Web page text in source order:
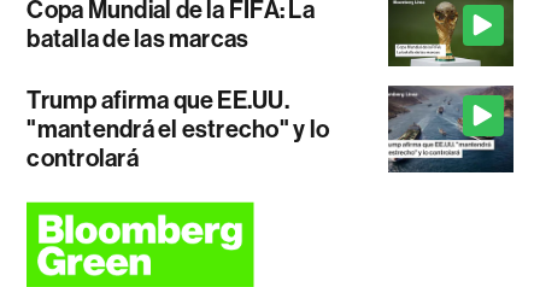
Copa Mundial de la FIFA: La
batalla de las marcas
Trump afirma que EE.UU.
"mantendrá el estrecho" y lo
controlará